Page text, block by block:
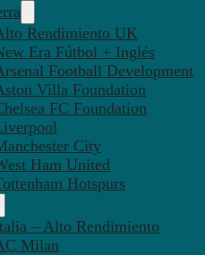
Rendimiento UK
Era Fútbol + Inglés
Football Development
Villa Foundation
FC Foundation
City
Ham United
Hotspurs
– Alto Rendimiento
Milan